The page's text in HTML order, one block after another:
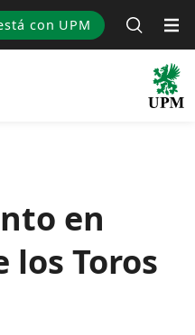
con UPM
en
los Toros